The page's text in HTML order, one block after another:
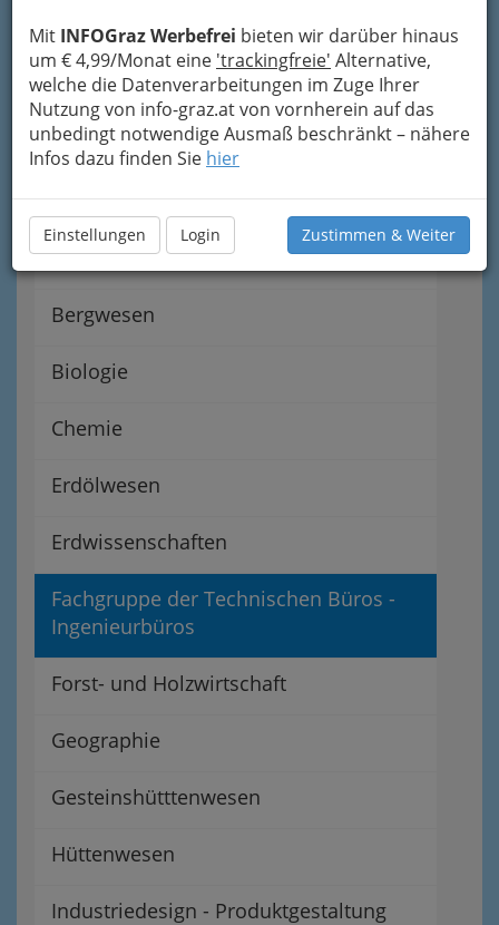
Mit INFOGraz Werbefrei bieten wir darüber hinaus
um € 4,99/Monat eine 'trackingfreie' Alternative,
welche die Datenverarbeitungen im Zuge Ihrer
Nutzung von info-graz.at von vornherein auf das
unbedingt notwendige Ausmaß beschränkt – nähere
Infos dazu finden Sie hier
Einstellungen Login Zustimmen & Weiter
Elektrotechnik
Installationstechnik in Graz
und Graz Umgebung
Bauphysiker und Bauphysikerin
Bautechnik
Bergwesen
Biologie
Chemie
Erdölwesen
Erdwissenschaften
Fachgruppe der Technischen Büros -
Ingenieurbüros
Forst- und Holzwirtschaft
Geographie
Gesteinshütttenwesen
Hüttenwesen
Industriedesign - Produktgestaltung